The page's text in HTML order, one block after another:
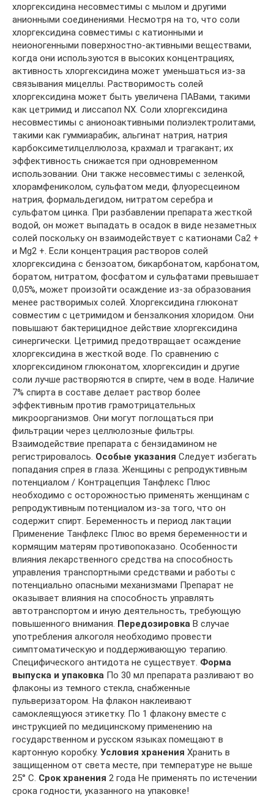
хлоргексидина несовместимы с мылом и другими
анионными соединениями. Несмотря на то, что соли
хлоргексидина совместимы с катионными и
неионогенными поверхностно-активными веществами,
когда они используются в высоких концентрациях,
активность хлоргексидина может уменьшаться из-за
связывания мицеллы. Растворимость солей
хлоргексидина может быть увеличена ПАВами, такими
как цетримид и лиссапол NX. Соли хлоргексидина
несовместимы с анионоактивными полиэлектролитами,
такими как гуммиарабик, альгинат натрия, натрия
карбоксиметилцеллюлоза, крахмал и трагакант; их
эффективность снижается при одновременном
использовании. Они также несовместимы с зеленкой,
хлорамфениколом, сульфатом меди, флуоресцеином
натрия, формальдегидом, нитратом серебра и
сульфатом цинка. При разбавлении препарата жесткой
водой, он может выпадать в осадок в виде незаметных
солей поскольку он взаимодействует с катионами Ca2 +
и Mg2 +. Если концентрация растворов солей
хлоргексидина с бензоатом, бикарбонатом, карбонатом,
боратом, нитратом, фосфатом и сульфатами превышает
0,05%, может произойти осаждение из-за образования
менее растворимых солей. Хлоргексидина глюконат
совместим с цетримидом и бензалкония хлоридом. Они
повышают бактерицидное действие хлоргексидина
синергически. Цетримид предотвращает осаждение
хлоргексидина в жесткой воде. По сравнению с
хлоргексидином глюконатом, хлоргексидин и другие
соли лучше растворяются в спирте, чем в воде. Наличие
7% спирта в составе делает раствор более
эффективным против грамотрицательных
микроорганизмов. Они могут поглощаться при
фильтрации через целлюлозные фильтры.
Взаимодействие препарата с бензидамином не
регистрировалось. Особые указания Следует избегать
попадания спрея в глаза. Женщины с репродуктивным
потенциалом / Контрацепция Танфлекс Плюс
необходимо с осторожностью применять женщинам с
репродуктивным потенциалом из-за того, что он
содержит спирт. Беременность и период лактации
Применение Танфлекс Плюс во время беременности и
кормящим матерям противопоказано. Особенности
влияния лекарственного средства на способность
управления транспортными средствами и работы с
потенциально опасными механизмами Препарат не
оказывает влияния на способность управлять
автотранспортом и иную деятельность, требующую
повышенного внимания. Передозировка В случае
употребления алкоголя необходимо провести
симптоматическую и поддерживающую терапию.
Специфического антидота не существует. Форма
выпуска и упаковка По 30 мл препарата разливают во
флаконы из темного стекла, снабженные
пульверизатором. На флакон наклеивают
самоклеящуюся этикетку. По 1 флакону вместе с
инструкцией по медицинскому применению на
государственном и русском языках помещают в
картонную коробку. Условия хранения Хранить в
защищенном от света месте, при температуре не выше
25° С. Срок хранения 2 года Не применять по истечении
срока годности, указанного на упаковке!